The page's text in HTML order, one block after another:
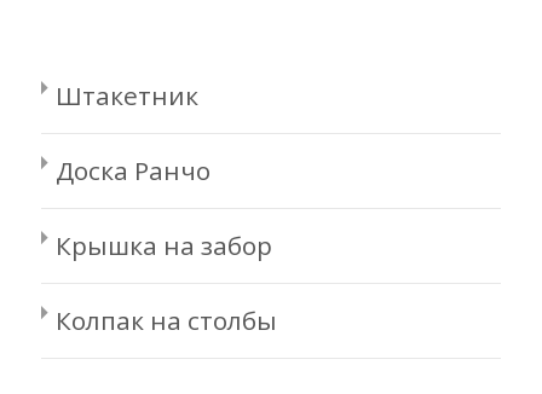
Штакетник
Доска Ранчо
Крышка на забор
Колпак на столбы